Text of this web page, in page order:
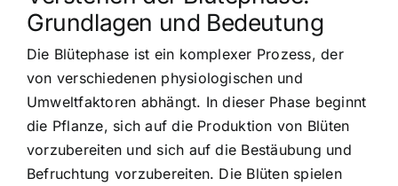
Grundlagen und Bedeutung
Die Blütephase ist ein komplexer Prozess, der
von verschiedenen physiologischen und
Umweltfaktoren abhängt. In dieser Phase beginnt
die Pflanze, sich auf die Produktion von Blüten
vorzubereiten und sich auf die Bestäubung und
Befruchtung vorzubereiten. Die Blüten spielen